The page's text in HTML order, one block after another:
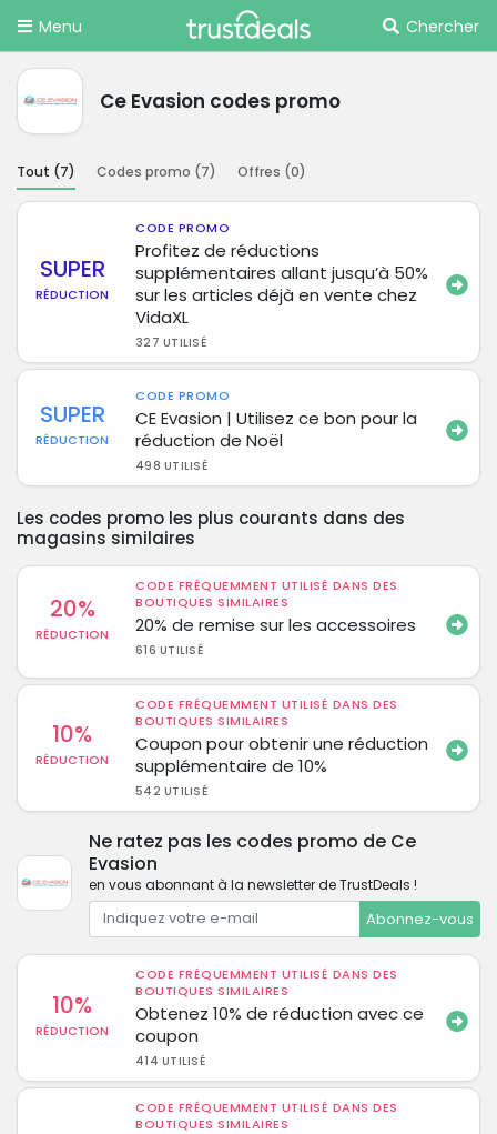
Menu Chercher
Ce Evasion codes promo
Tout (7) Codes promo (7) Offres (0)
SUPER
RÉDUCTION
CODE PROMO
Profitez de réductions
supplémentaires allant jusqu’à 50%
sur les articles déjà en vente chez
VidaXL
327 UTILISÉ
SUPER
RÉDUCTION
CODE PROMO
CE Evasion | Utilisez ce bon pour la
réduction de Noël
498 UTILISÉ
Les codes promo les plus courants dans des
magasins similaires
20%
RÉDUCTION
CODE FRÉQUEMMENT UTILISÉ DANS DES
BOUTIQUES SIMILAIRES
20% de remise sur les accessoires
616 UTILISÉ
10%
RÉDUCTION
CODE FRÉQUEMMENT UTILISÉ DANS DES
BOUTIQUES SIMILAIRES
Coupon pour obtenir une réduction
supplémentaire de 10%
542 UTILISÉ
Ne ratez pas les codes promo de Ce
Evasion
en vous abonnant à la newsletter de TrustDeals !
Abonnez-vous
10%
RÉDUCTION
CODE FRÉQUEMMENT UTILISÉ DANS DES
BOUTIQUES SIMILAIRES
Obtenez 10% de réduction avec ce
coupon
414 UTILISÉ
CODE FRÉQUEMMENT UTILISÉ DANS DES
BOUTIQUES SIMILAIRES